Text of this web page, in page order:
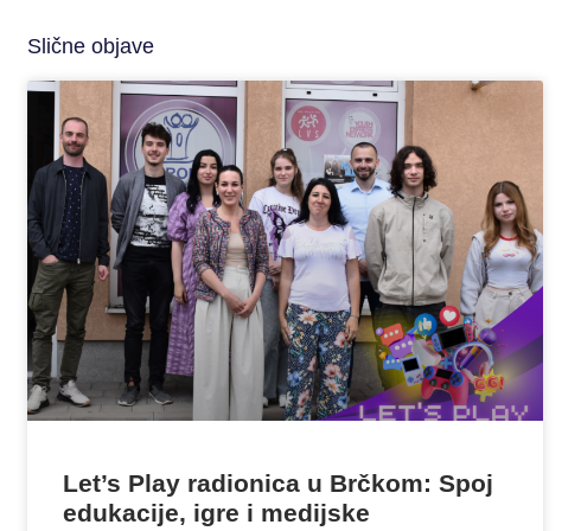
Slične objave
Let’s Play radionica u Brčkom: Spoj
edukacije, igre i medijske